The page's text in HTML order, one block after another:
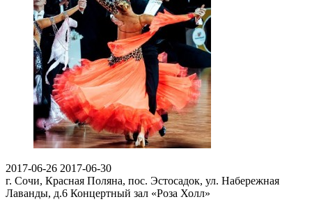
2017-06-26 2017-06-30
г. Сочи, Красная Поляна, пос. Эстосадок, ул. Набережная
Лаванды, д.6 Концертный зал «Роза Холл»